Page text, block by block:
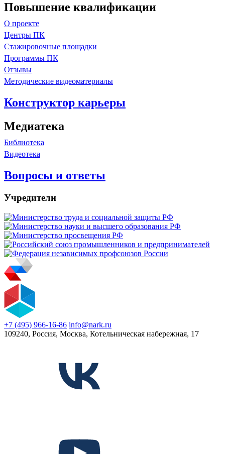
Повышение квалификации
О проекте
Центры ПК
Стажировочные площадки
Программы ПК
Отзывы
Методические видеоматериалы
Конструктор карьеры
Медиатека
Библиотека
Видеотека
Вопросы и ответы
Учредители
+7 (495) 966-16-86 info@nark.ru
109240, Россия, Москва, Котельническая набережная, 17